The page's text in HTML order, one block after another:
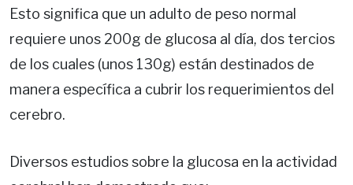
Esto significa que un adulto de peso normal
requiere unos 200g de glucosa al día, dos tercios
de los cuales (unos 130g) están destinados de
manera específica a cubrir los requerimientos del
cerebro.
Diversos estudios sobre la glucosa en la actividad